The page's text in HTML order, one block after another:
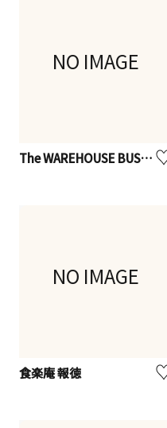
NO IMAGE
The WAREHOUSE BUSINESS LOUNGE & CAFE
NO IMAGE
食楽庵 報徳